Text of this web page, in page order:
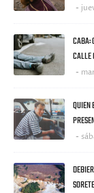
CABA:
CALLE
QUIEN